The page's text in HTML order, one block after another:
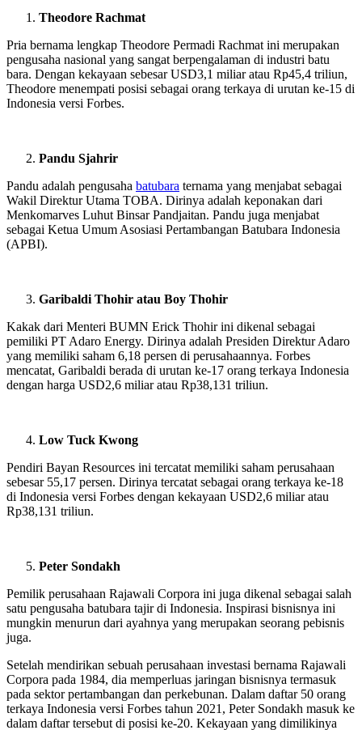
Theodore Rachmat
Pria bernama lengkap Theodore Permadi Rachmat ini merupakan
pengusaha nasional yang sangat berpengalaman di industri batu
bara. Dengan kekayaan sebesar USD3,1 miliar atau Rp45,4 triliun,
Theodore menempati posisi sebagai orang terkaya di urutan ke-15 di
Indonesia versi Forbes.
Pandu Sjahrir
Pandu adalah pengusaha batubara ternama yang menjabat sebagai
Wakil Direktur Utama TOBA. Dirinya adalah keponakan dari
Menkomarves Luhut Binsar Pandjaitan. Pandu juga menjabat
sebagai Ketua Umum Asosiasi Pertambangan Batubara Indonesia
(APBI).
Garibaldi Thohir atau Boy Thohir
Kakak dari Menteri BUMN Erick Thohir ini dikenal sebagai
pemiliki PT Adaro Energy. Dirinya adalah Presiden Direktur Adaro
yang memiliki saham 6,18 persen di perusahaannya. Forbes
mencatat, Garibaldi berada di urutan ke-17 orang terkaya Indonesia
dengan harga USD2,6 miliar atau Rp38,131 triliun.
Low Tuck Kwong
Pendiri Bayan Resources ini tercatat memiliki saham perusahaan
sebesar 55,17 persen. Dirinya tercatat sebagai orang terkaya ke-18
di Indonesia versi Forbes dengan kekayaan USD2,6 miliar atau
Rp38,131 triliun.
Peter Sondakh
Pemilik perusahaan Rajawali Corpora ini juga dikenal sebagai salah
satu pengusaha batubara tajir di Indonesia. Inspirasi bisnisnya ini
mungkin menurun dari ayahnya yang merupakan seorang pebisnis
juga.
Setelah mendirikan sebuah perusahaan investasi bernama Rajawali
Corpora pada 1984, dia memperluas jaringan bisnisnya termasuk
pada sektor pertambangan dan perkebunan. Dalam daftar 50 orang
terkaya Indonesia versi Forbes tahun 2021, Peter Sondakh masuk ke
dalam daftar tersebut di posisi ke-20. Kekayaan yang dimilikinya